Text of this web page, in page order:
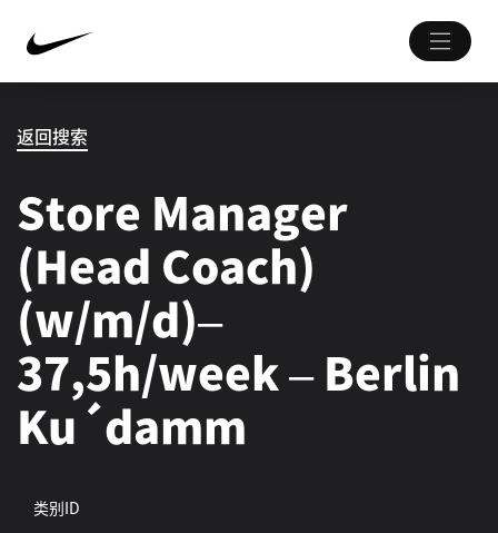
返回搜索
Store Manager
(Head Coach)
(w/m/d)–
37,5h/week – Berlin
Ku´damm
类别ID